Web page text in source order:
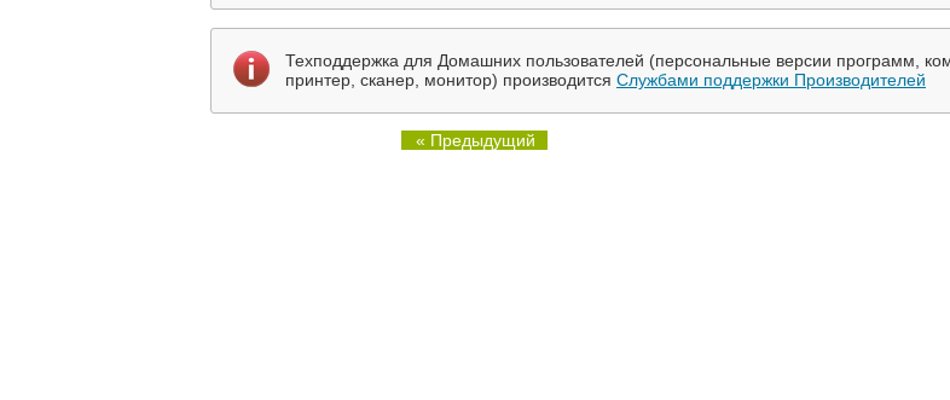
Техподдержка для Домашних пользователей (персональные версии программ,
принтер, сканер, монитор) производится Службами поддержки Производителей
« Предыдущий